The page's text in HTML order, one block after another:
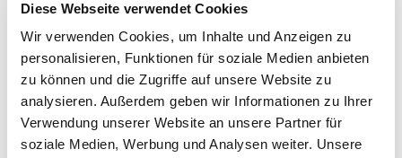
Diese Webseite verwendet Cookies
Wir verwenden Cookies, um Inhalte und Anzeigen zu
personalisieren, Funktionen für soziale Medien anbieten
zu können und die Zugriffe auf unsere Website zu
analysieren. Außerdem geben wir Informationen zu Ihrer
Verwendung unserer Website an unsere Partner für
soziale Medien, Werbung und Analysen weiter. Unsere